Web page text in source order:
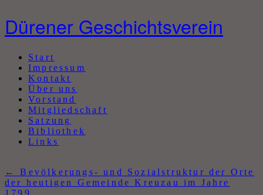
Dürener Geschichtsverein
Abbrechen
Start
Impressum
Kontakt
Über uns
Vorstand
Mitgliedschaft
Satzung
Bibliothek
Links
←
Bevölkerungs- und Sozialstruktur der Orte
der heutigen Gemeinde Kreuzau im Jahre
1799